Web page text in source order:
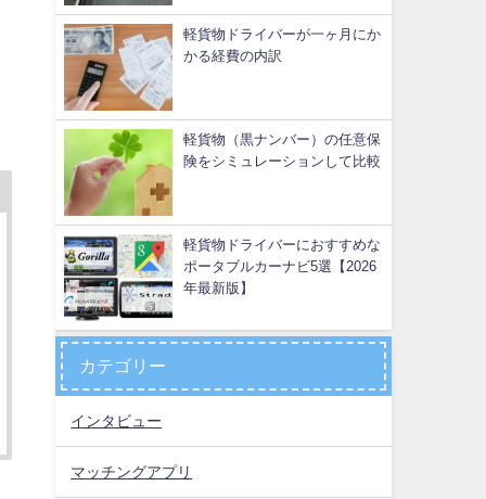
軽貨物ドライバーが一ヶ月にか
かる経費の内訳
軽貨物（黒ナンバー）の任意保
険をシミュレーションして比較
軽貨物ドライバーにおすすめな
ポータブルカーナビ5選【2026
年最新版】
カテゴリー
インタビュー
マッチングアプリ